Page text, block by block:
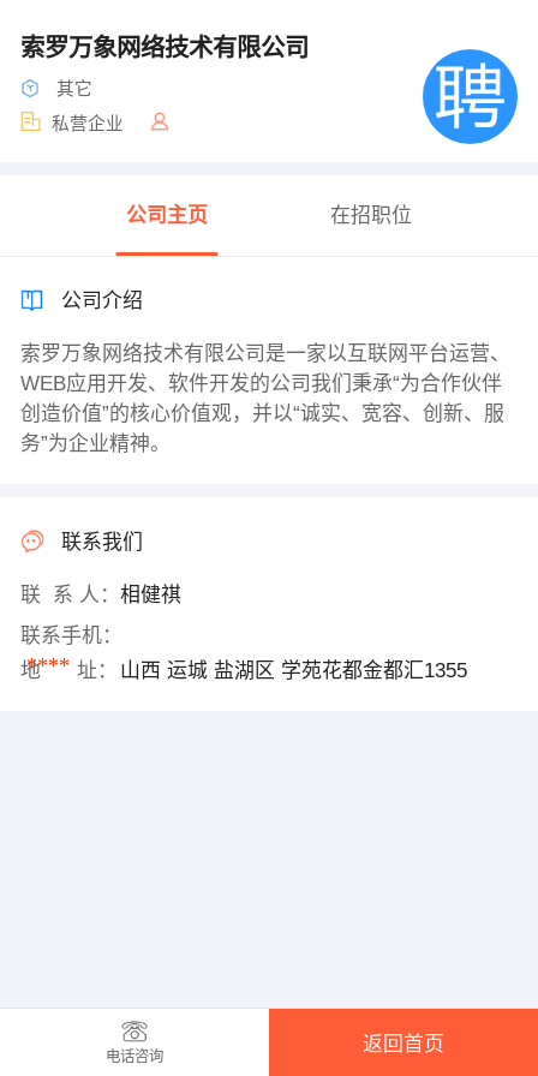
索罗万象网络技术有限公司
其它
私营企业
公司主页 在招职位
公司介绍
索罗万象网络技术有限公司是一家以互联网平台运营、
WEB应用开发、软件开发的公司我们秉承“为合作伙伴
创造价值”的核心价值观，并以“诚实、宽容、创新、服
务”为企业精神。
联系我们
联 系 人： 相健祺
联系手机：
****
地 址： 山西 运城 盐湖区 学苑花都金都汇1355
电话咨询
返回首页